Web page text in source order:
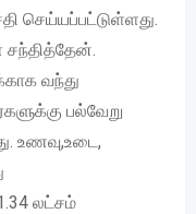
செய்யப்பட்டுள்ளது.
வந்து
பல்வேறு
உணவு,உடை,
லட்சம்